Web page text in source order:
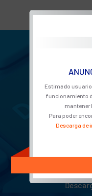
Estimado
funcionamiento
mantener
Para poder
Descarga de